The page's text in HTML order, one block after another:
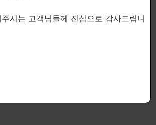
반적인 신체 성능을 향상시킬 수 있습
디빌더 및 피트니스 애호가들이 힘과
키기를 원하는 경우에 이상적입니
시는 고객님들께 진심으로 감사드립니